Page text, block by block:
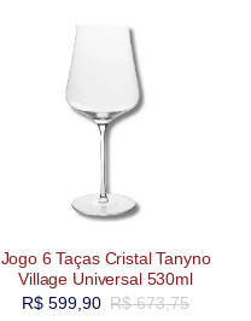
Jogo 6 Taças Cristal Tanyno
Village Universal 530ml
R$673,75
R$599,90